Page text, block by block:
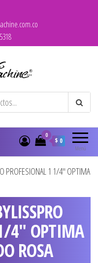
– WAHL
de secadores, planchas, rizadores,
de corte, pitilleras, tijeras,
peluquería y barbería
Menú
0
$ 0
PROFESIONAL 1 1/4″ OPTIMA
4″ OPTIMA
ROSA